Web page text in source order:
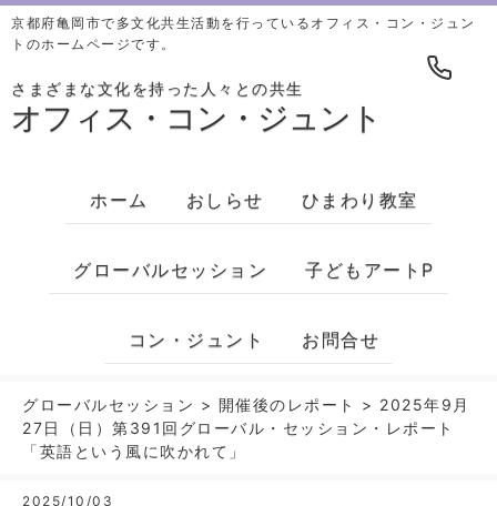
京都府亀岡市で多文化共生活動を行っているオフィス・コン・ジュン
トのホームページです。
さまざまな文化を持った人々との共生
オフィス・コン・ジュント
ホーム おしらせ ひまわり教室
グローバルセッション 子どもアートP
コン・ジュント お問合せ
グローバルセッション > 開催後のレポート > 2025年9月
27日（日）第391回グローバル・セッション・レポート
「英語という風に吹かれて」
2025/10/03